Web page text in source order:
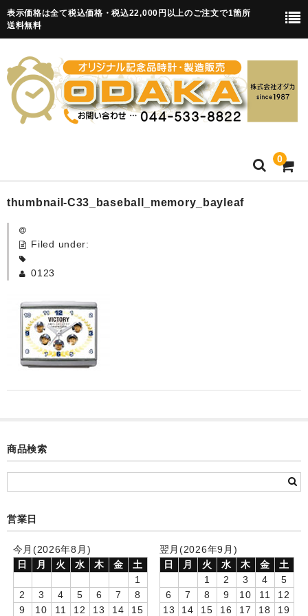
表示価格は全て税込価格・税込22,000円以上のご注文で1箇所
送料無料
0
HOME
卒園記念品
カード付フォトフレームクロック(集合)
目覚まし時計(集合＋個別)
メロディ時計(個別)
知育時計
制服メモリー
自作オリジナル時計
thumbnail-C33_baseball_memory_bayleaf
Filed under:
0123
商品検索
営業日
今月(2026年8月)
日
月 火 水 木 金
土
1
2
3 4 5 6 7
8
9
10 11 12 13 14 15
翌月(2026年9月)
日
月 火 水 木 金
土
1
2 3 4
5
6
7 8 9 10 11
12
13
14 15 16 17 18 19